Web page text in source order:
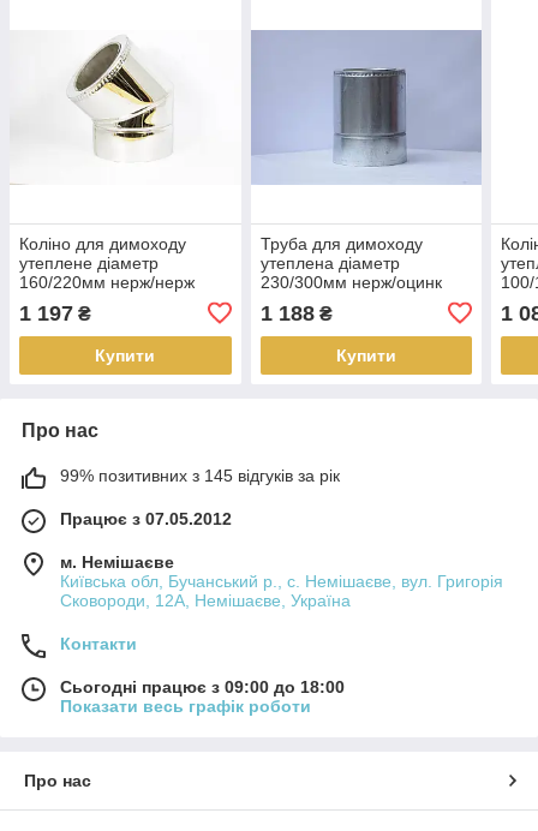
Коліно для димоходу
утеплене діаметр
160/220мм нерж/нерж
321
1 197 ₴
Купити
Труба для димоходу
утеплена діаметр
230/300мм нерж/оцинк
0,25м 1мм (сендвіч) AISI
321
1 188₴
Купити
304
1
Про нас
99% позитивних з 145 відгуків за рік
Працює з 07.05.2012
м. Немішаєве
Київська обл, Бучанський р., с. Немішаєве, вул. Григорія
Сковороди, 12А, Немішаєве, Україна
Контакти
Сьогодні працює з 09:00 до 18:00
Показати весь графік роботи
Про нас